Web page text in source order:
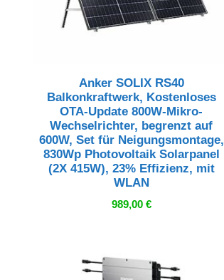
Anker SOLIX RS40
Balkonkraftwerk, Kostenloses
OTA-Update 800W-Mikro-
Wechselrichter, begrenzt auf
600W, Set für Neigungsmontage,
830Wp Photovoltaik Solarpanel
(2X 415W), 23% Effizienz, mit
WLAN
989,00 €